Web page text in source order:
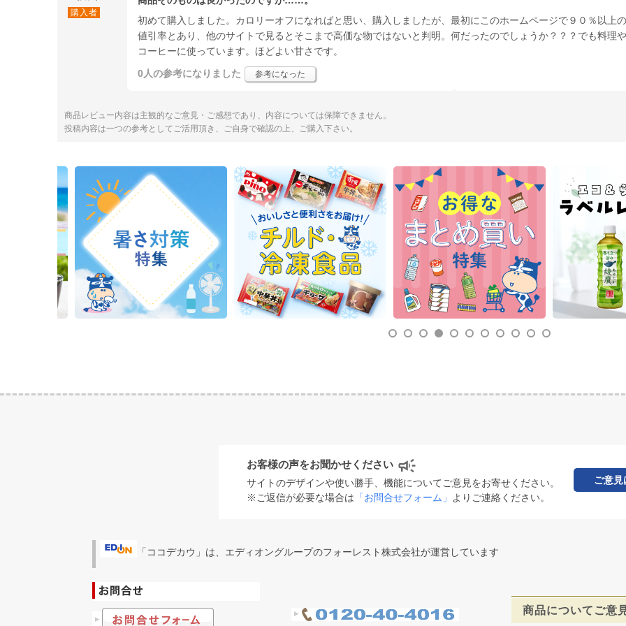
購入者
初めて購入しました。カロリーオフになればと思い、購入しましたが、最初にこのホームページで９０％以上の
値引率とあり、他のサイトで見るとそこまで高価な物ではないと判明。何だったのでしょうか？？？でも料理や
コーヒーに使っています。ほどよい甘さです。
0人の参考になりました 参考になった
商品レビュー内容は主観的なご意見・ご感想であり、内容については保障できません。
投稿内容は一つの参考としてご活用頂き、ご自身で確認の上、ご購入下さい。
お客様の声をお聞かせください
サイトのデザインや使い勝手、機能についてご意見をお寄せください。
※ご返信が必要な場合は 「お問合せフォーム」 よりご連絡ください。
ご意見
「ココデカウ」は、エディオングループのフォーレスト株式会社が運営しています
商品についてご意